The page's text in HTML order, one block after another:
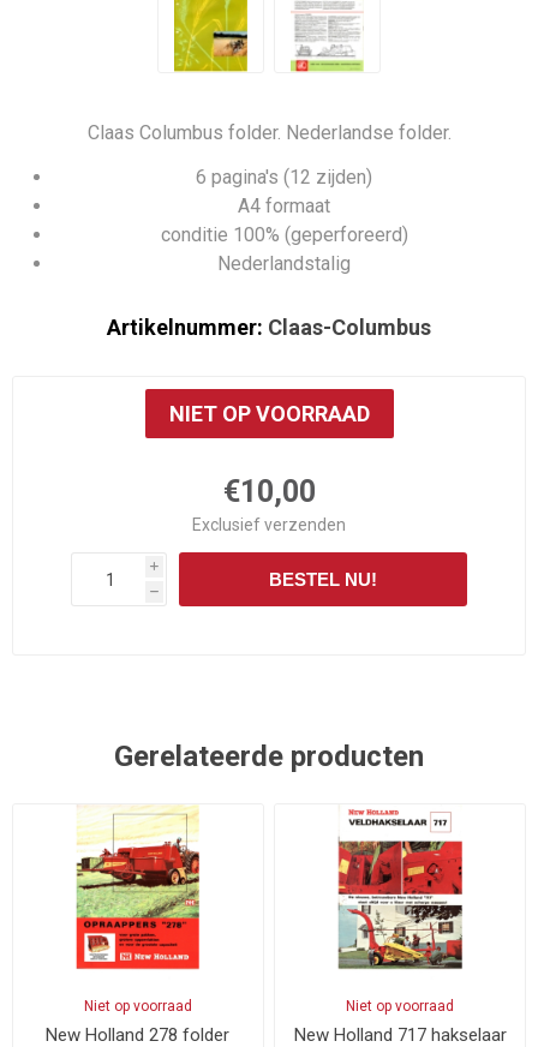
Claas Columbus folder. Nederlandse folder.
6 pagina's (12 zijden)
A4 formaat
conditie 100% (geperforeerd)
Nederlandstalig
Artikelnummer: Claas-Columbus
NIET OP VOORRAAD
€10,00
Exclusiefverzenden
i
h
BESTEL NU!
Gerelateerde producten
Niet op voorraad
New Holland 278 folder
Niet op voorraad
New Holland 717 hakselaar